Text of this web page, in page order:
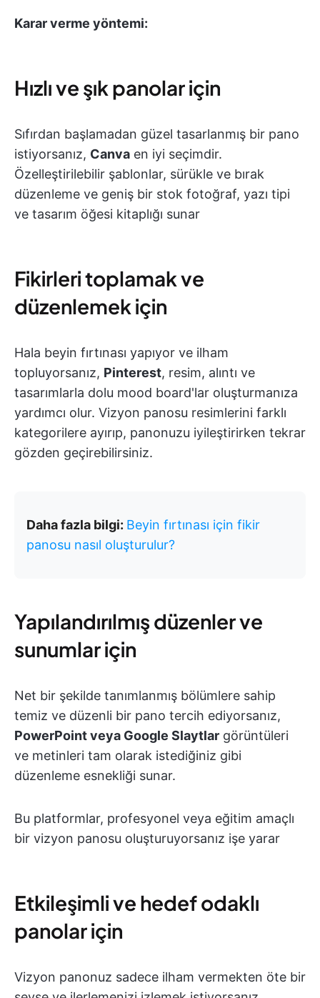
Karar verme yöntemi:
Hızlı ve şık panolar için
Sıfırdan başlamadan güzel tasarlanmış bir pano
istiyorsanız, Canva en iyi seçimdir.
Özelleştirilebilir şablonlar, sürükle ve bırak
düzenleme ve geniş bir stok fotoğraf, yazı tipi
ve tasarım öğesi kitaplığı sunar
Fikirleri toplamak ve
düzenlemek için
Hala beyin fırtınası yapıyor ve ilham
topluyorsanız, Pinterest, resim, alıntı ve
tasarımlarla dolu mood board'lar oluşturmanıza
yardımcı olur. Vizyon panosu resimlerini farklı
kategorilere ayırıp, panonuzu iyileştirirken tekrar
gözden geçirebilirsiniz.
Daha fazla bilgi: Beyin fırtınası için fikir
panosu nasıl oluşturulur?
Yapılandırılmış düzenler ve
sunumlar için
Net bir şekilde tanımlanmış bölümlere sahip
temiz ve düzenli bir pano tercih ediyorsanız,
PowerPoint veya Google Slaytlar görüntüleri
ve metinleri tam olarak istediğiniz gibi
düzenleme esnekliği sunar.
Bu platformlar, profesyonel veya eğitim amaçlı
bir vizyon panosu oluşturuyorsanız işe yarar
Etkileşimli ve hedef odaklı
panolar için
Vizyon panonuz sadece ilham vermekten öte bir